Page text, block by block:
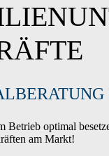
Betrieb optimal
am Markt!